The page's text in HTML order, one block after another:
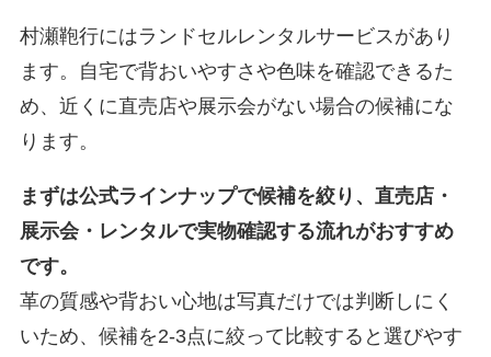
村瀬鞄行にはランドセルレンタルサービスがあり
ます。自宅で背おいやすさや色味を確認できるた
め、近くに直売店や展示会がない場合の候補にな
ります。
まずは公式ラインナップで候補を絞り、直売店・
展示会・レンタルで実物確認する流れがおすすめ
です。
革の質感や背おい心地は写真だけでは判断しにく
いため、候補を2-3点に絞って比較すると選びやす